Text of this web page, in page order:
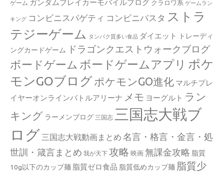
ゲーム ガンダムブレイカーモバイルブログ クラロワ系 ゲームラン
キング コンビニスパゲティ コンビニパスタ ストラ
テジーゲーム
タンパク質多い食品 ダイエット
トレーディ
ングカードゲーム
ドラゴンクエストウォークブログ
ボードゲーム ボードゲームアプリ ポケ
モンGOブログ ポケモンGO進化 マルチプレ
イヤーオンラインバトルアリーナ メモ ヨーグルト ラン
キング ラーメンブログ 三国志 三国志大戦ブ
ログ 三国志大戦動画まとめ 名言・格言・金言・処
世訓・箴言まとめ 我が天下 攻略 映画 無課金攻略 脂質
10g以下のカップ麺 脂質ゼロ食品 脂質低めカップ麺 脂質少